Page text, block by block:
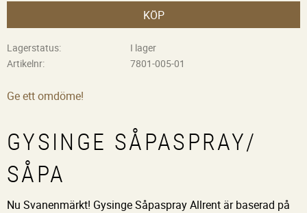
KÖP
Lagerstatus
I lager
Artikelnr
7801-005-01
Ge ett omdöme!
GYSINGE SÅPASPRAY/
SÅPA
Nu Svanenmärkt! Gysinge Såpaspray Allrent är baserad på